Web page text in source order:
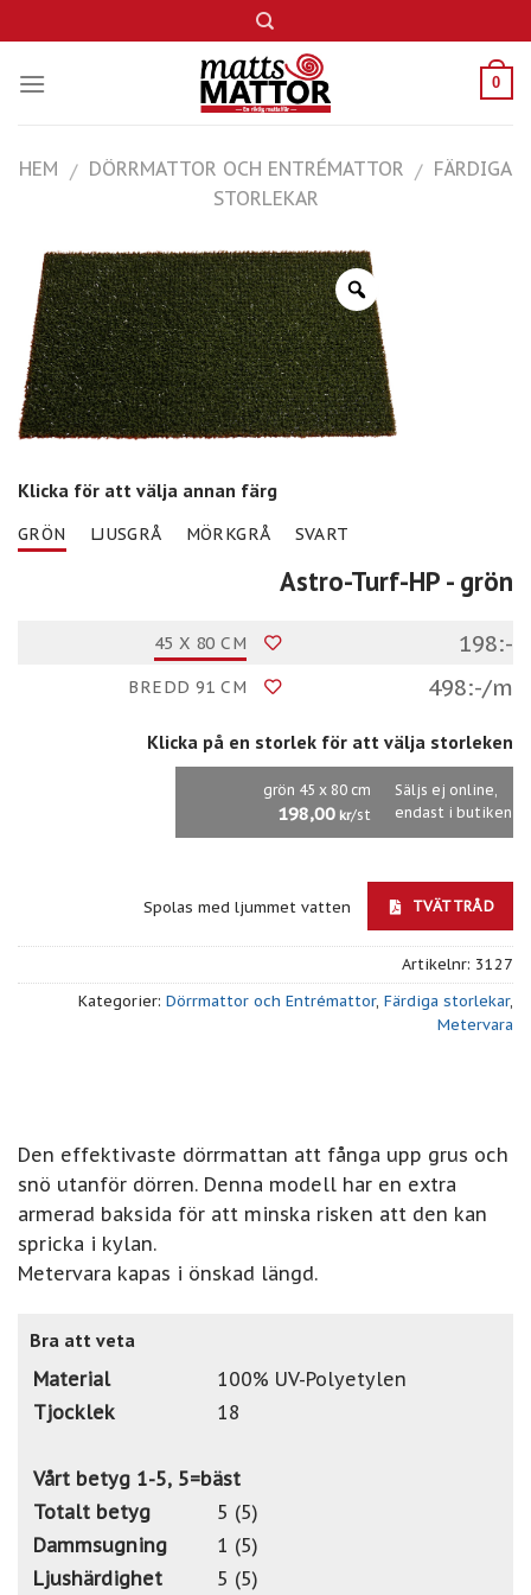
to
content
0
HEM / DÖRRMATTOR OCH ENTRÉMATTOR / FÄRDIGA
STORLEKAR
Klicka för att välja annan färg
GRÖN LJUSGRÅ MÖRKGRÅ SVART
Astro-Turf-HP - grön
45 X 80 CM 198:-
BREDD 91 CM 498:-/m
Klicka på en storlek för att välja storleken
grön 45 x 80 cm
198,00 kr/st
Säljs ej online,
endast i butiken
Spolas med ljummet vatten TVÄTTRÅD
Artikelnr: 3127
Kategorier: Dörrmattor och Entrémattor, Färdiga storlekar,
Metervara
Den effektivaste dörrmattan att fånga upp grus och
snö utanför dörren. Denna modell har en extra
armerad baksida för att minska risken att den kan
spricka i kylan.
Metervara kapas i önskad längd.
Bra att veta
Material
100% UV-Polyetylen
Tjocklek
18
Vårt betyg 1-5, 5=bäst
Totalt betyg
5 (5)
Dammsugning
1 (5)
Ljushärdighet
5 (5)